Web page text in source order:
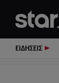
ΕΙΔΗΣΕΙΣ